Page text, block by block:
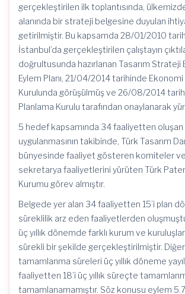
gerçekleştirilen ilk toplantısında,
alanında bir strateji belgesine duyulan
getirilmiştir. Bu kapsamda 28/01/2010
İstanbul’da gerçekleştirilen çalıştayın
doğrultusunda hazırlanan Tasarım Strateji
Eylem Planı, 21/04/2014 tarihinde
Kurulunda görüşülmüş ve 26/08/2014
Planlama Kurulu tarafından onaylanarak
5 hedef kapsamında 34 faaliyetten oluşan
uygulanmasının takibinde, Türk Tasarım
bünyesinde faaliyet gösteren komiteler
sekretarya faaliyetlerini yürüten Türk
Kurumu görev almıştır.
Belgede yer alan 34 faaliyetten 15’i plan
süreklilik arz eden faaliyetlerden
üç yıllık dönemde farklı kurum ve
sürekli bir şekilde gerçekleştirilmiştir.
tamamlanma süreleri üç yıllık döneme
faaliyetten 18’i üç yıllık süreçte
tamamlanamamıştır. Söz konusu eylem